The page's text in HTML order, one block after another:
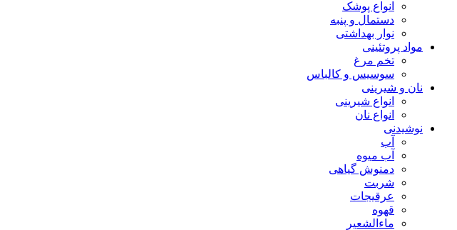
انواع پوشک
دستمال و پنبه
نوار بهداشتی
مواد پروتئینی
تخم مرغ
سوسیس و کالباس
نان و شیرینی
انواع شیرینی
انواع نان
نوشیدنی
آب
آب میوه
دمنوش گیاهی
شربت
عرقیجات
قهوه
ماءالشعیر